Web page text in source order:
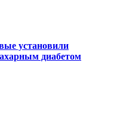
установили
диабетом